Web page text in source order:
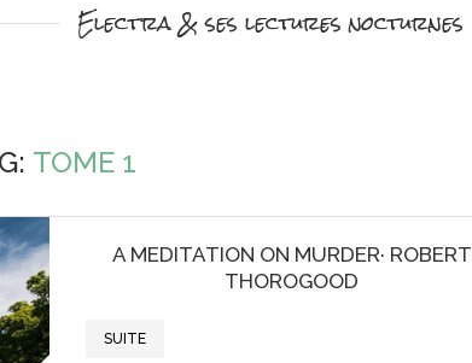
Electra & ses lectures nocturnes
TOME 1
A MEDITATION ON MURDER· ROBERT
THOROGOOD
SUITE